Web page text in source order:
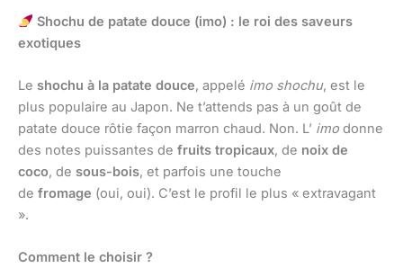
Shochu de patate douce (imo) : le roi des saveurs
exotiques
Le shochu à la patate douce, appelé imo shochu, est le
plus populaire au Japon. Ne t’attends pas à un goût de
patate douce rôtie façon marron chaud. Non. L’ imo donne
des notes puissantes de fruits tropicaux, de noix de
coco, de sous-bois, et parfois une touche
de fromage (oui, oui). C’est le profil le plus « extravagant
».
Comment le choisir ?